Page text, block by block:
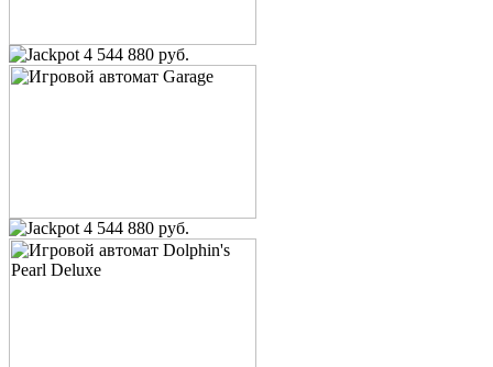
4 544 880 руб.
4 544 880 руб.